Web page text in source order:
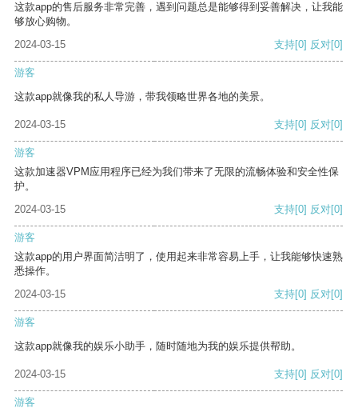
这款app的售后服务非常完善，遇到问题总是能够得到妥善解决，让我能
够放心购物。
2024-03-15
支持[0] 反对[0]
游客
这款app就像我的私人导游，带我领略世界各地的美景。
2024-03-15 支持[0] 反对[0]
游客
这款加速器VPM应用程序已经为我们带来了无限的流畅体验和安全性保
护。
2024-03-15
支持[0] 反对[0]
游客
这款app的用户界面简洁明了，使用起来非常容易上手，让我能够快速熟
悉操作。
2024-03-15
支持[0] 反对[0]
游客
这款app就像我的娱乐小助手，随时随地为我的娱乐提供帮助。
2024-03-15 支持[0] 反对[0]
游客